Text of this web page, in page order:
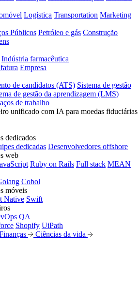
Logística Transportation Marketing
Públicos Petróleo e gás Construção
Indústria farmacêutica
Empresa
de candidatos (ATS) Sistema de gestão
de gestão da aprendizagem (LMS)
de trabalho
unificado com IA para moedas fiduciárias
dedicados
dedicadas Desenvolvedores offshore
web
Ruby on Rails Full stack MEAN
Cobol
móveis
Native Swift
QA
Shopify UiPath
Ciências da vida